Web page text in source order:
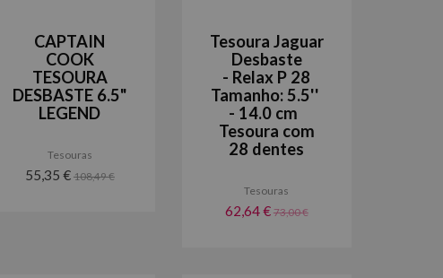
CAPTAIN
COOK
TESOURA
DESBASTE 6.5"
LEGEND
Tesouras
55,35 € 108,49 €
Tesoura Jaguar
Desbaste
- Relax P 28
Tamanho: 5.5''
- 14.0 cm
Tesoura com
28 dentes
Tesouras
62,64 € 73,00 €